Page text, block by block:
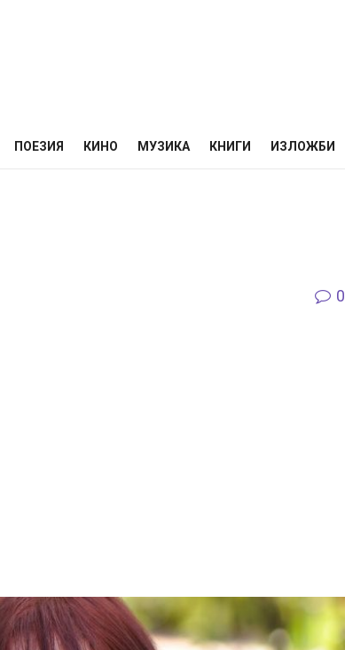
ПОЕЗИЯ КИНО МУЗИКА КНИГИ ИЗЛОЖБИ
0